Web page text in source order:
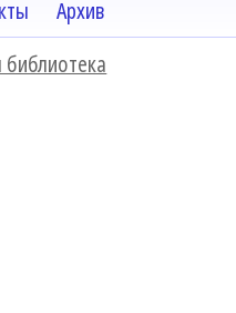
Архив